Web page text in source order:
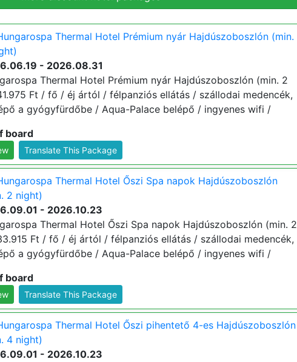
Thermal Hotel Prémium nyár Hajdúszoboszlón (min.
- 2026.08.31
Thermal Hotel Prémium nyár Hajdúszoboszlón (min. 2
Ft / fő / éj ártól / félpanziós ellátás / szállodai medencék,
a gyógyfürdőbe / Aqua-Palace belépő / ingyenes wifi /
board
Translate This Package
Thermal Hotel Őszi Spa napok Hajdúszoboszlón
2 night)
- 2026.10.23
Thermal Hotel Őszi Spa napok Hajdúszoboszlón (min. 2
Ft / fő / éj ártól / félpanziós ellátás / szállodai medencék,
a gyógyfürdőbe / Aqua-Palace belépő / ingyenes wifi /
board
Translate This Package
Thermal Hotel Őszi pihentető 4-es Hajdúszoboszlón
4 night)
- 2026.10.23